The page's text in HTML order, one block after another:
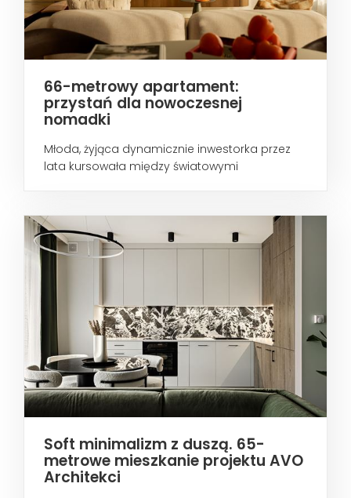
66-metrowy apartament:
przystań dla nowoczesnej
nomadki
Młoda, żyjąca dynamicznie inwestorka przez
lata kursowała między światowymi
Soft minimalizm z duszą. 65-
metrowe mieszkanie projektu AVO
Architekci